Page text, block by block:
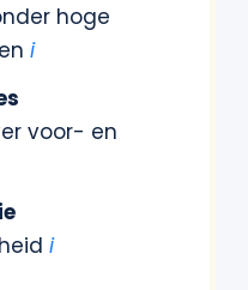
hoge
i
voor- en
i